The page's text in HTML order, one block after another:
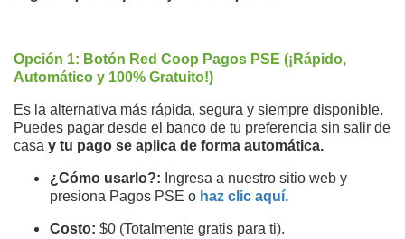
Opción 1: Botón Red Coop Pagos PSE (¡Rápido,
Automático y 100% Gratuito!)
Es la alternativa más rápida, segura y siempre disponible.
Puedes pagar desde el banco de tu preferencia sin salir de
casa y tu pago se aplica de forma automática.
¿Cómo usarlo?: Ingresa a nuestro sitio web y
presiona Pagos PSE o haz clic aquí.
Costo: $0 (Totalmente gratis para ti).